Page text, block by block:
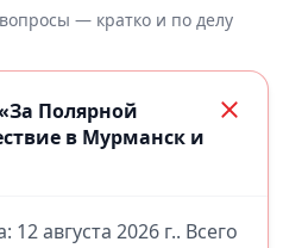
— кратко и по делу
Полярной
в Мурманск и
августа 2026 г.. Всего